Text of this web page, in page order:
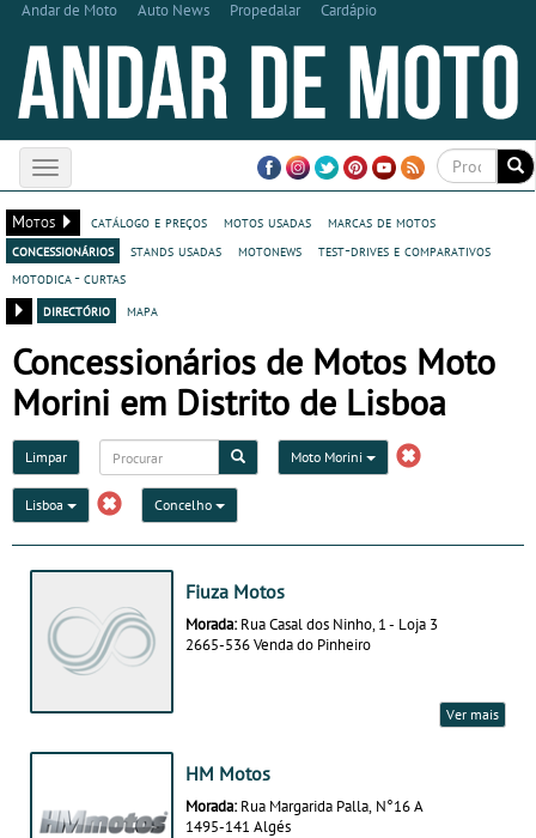
Andar de Moto Auto News Propedalar Cardápio
Toggle
navigation
Motos
catálogo e preços motos usadas
marcas de motos
concessionários
stands usadas motonews
test-drives e comparativos
motodica - curtas
directório
mapa
Concessionários de Motos Moto
Morini em Distrito de Lisboa
Limpar Moto Morini
Lisboa Concelho
Fiuza Motos
Morada: Rua Casal dos Ninho, 1 - Loja 3
2665-536 Venda do Pinheiro
Ver mais
HM Motos
Morada: Rua Margarida Palla, N°16 A
1495-141 Algés